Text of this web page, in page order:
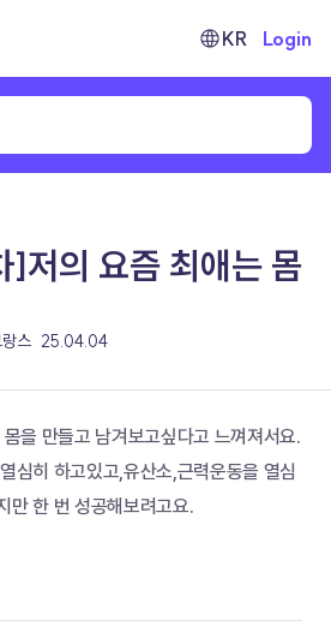
KR Login
]저의 요즘 최애는 몸
스 25.04.04
을 만들고 남겨보고싶다고 느껴져서요.
심히 하고있고,유산소,근력운동을 열심
만 한 번 성공해보려고요.